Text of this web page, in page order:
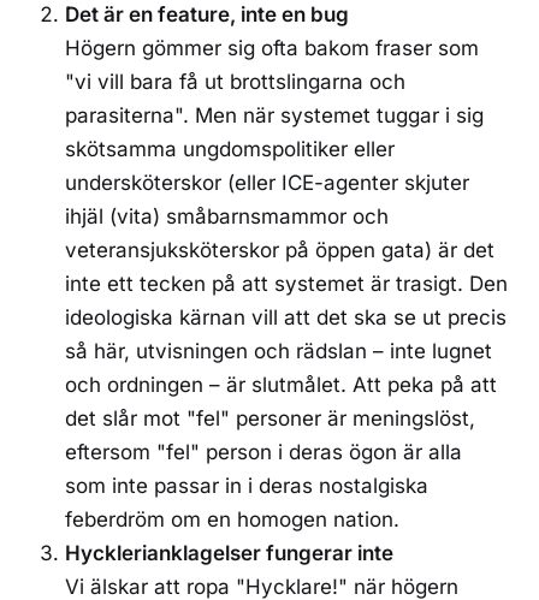
Det är en feature, inte en bug
Högern gömmer sig ofta bakom fraser som
"vi vill bara få ut brottslingarna och
parasiterna". Men när systemet tuggar i sig
skötsamma ungdomspolitiker eller
undersköterskor (eller ICE-agenter skjuter
ihjäl (vita) småbarnsmammor och
veteransjuksköterskor på öppen gata) är det
inte ett tecken på att systemet är trasigt. Den
ideologiska kärnan vill att det ska se ut precis
så här, utvisningen och rädslan – inte lugnet
och ordningen – är slutmålet. Att peka på att
det slår mot "fel" personer är meningslöst,
eftersom "fel" person i deras ögon är alla
som inte passar in i deras nostalgiska
feberdröm om en homogen nation.
Hycklerianklagelser fungerar inte
Vi älskar att ropa "Hycklare!" när högern